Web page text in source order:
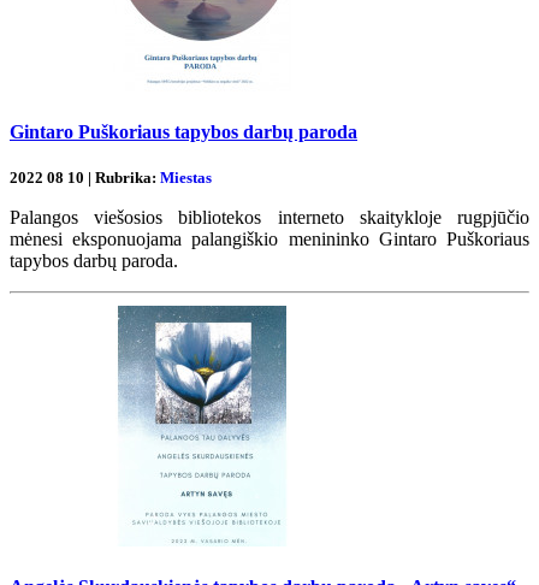
Gintaro Puškoriaus tapybos darbų paroda
2022 08 10 | Rubrika: Miestas
Palangos viešosios bibliotekos interneto skaitykloje rugpjūčio
mėnesi eksponuojama palangiškio menininko Gintaro Puškoriaus
tapybos darbų paroda.